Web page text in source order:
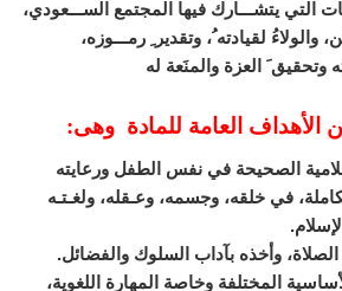
يتشـــارك فيها المجتمع الســـعودي،
لقيادته ُ، وتقدير ِ رمـــوزه،
وتحقيق َ العزة والمنَعة له
العامة للمادة وهى:
الصحيحة في نفس الطفل ورعايته
في خلقه، وجسمه، وعـقله، ولغـتـه
وأخذه بآداب السلوك والفضائل.
المختلفة وخاصة المهارة اللغوية،